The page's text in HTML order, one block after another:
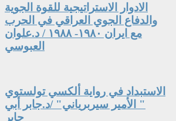
الادوار الاستراتيجية للقوة الجوية
والدفاع الجوي العراقي في الحرب
مع ايران ١٩٨٠- ١٩٨٨ / د.علوان
العبوسي
الاستبداد في رواية ألكسي تولستوي
" الأمير سيربرياني" /د.جابر أبي
جابر